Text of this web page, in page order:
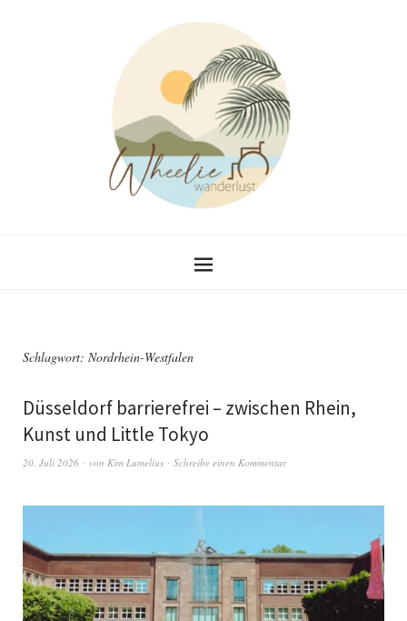
Schlagwort: Nordrhein-Westfalen
Düsseldorf barrierefrei – zwischen Rhein,
Kunst und Little Tokyo
20. Juli 2026 von Kim Lumelius Schreibe einen Kommentar